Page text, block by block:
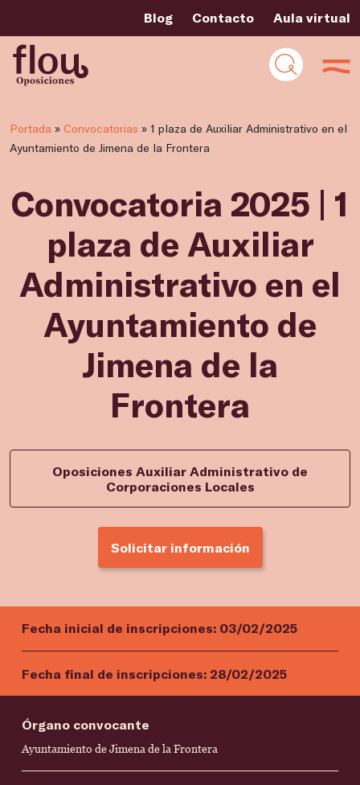
Blog Contacto Aula virtual
Portada » Convocatorias » 1 plaza de Auxiliar Administrativo en el
Ayuntamiento de Jimena de la Frontera
Convocatoria 2025 | 1
plaza de Auxiliar
Administrativo en el
Ayuntamiento de
Jimena de la
Frontera
Oposiciones Auxiliar Administrativo de
Corporaciones Locales
Solicitar información
Fecha inicial de inscripciones: 03/02/2025
Fecha final de inscripciones: 28/02/2025
Órgano convocante
Ayuntamiento de Jimena de la Frontera